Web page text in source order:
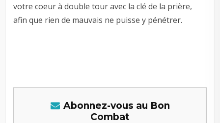
votre coeur à double tour avec la clé de la prière,
afin que rien de mauvais ne puisse y pénétrer.
Abonnez-vous au Bon
Combat